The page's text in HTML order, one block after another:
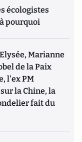
écologistes
pourquoi
Marianne
de la Paix
l'ex PM
la Chine, la
fait du